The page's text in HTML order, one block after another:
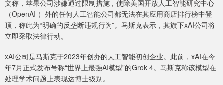
文称，苹果公司涉嫌通过限制措施，使除美国开放人工智能研究中心
（OpenAI ）外的任何人工智能公司都无法在其应用商店排行榜中登
顶，称此为“明确的反垄断违规行为”。马斯克表示，其旗下xAI公司将
立即采取法律行动。
xAI公司是马斯克于2023年创办的人工智能初创企业。此前，xAI在今
年7月正式发布号称“世界上最强AI模型”的Grok 4。马斯克称该模型在
处理学术问题上表现达博士级别。